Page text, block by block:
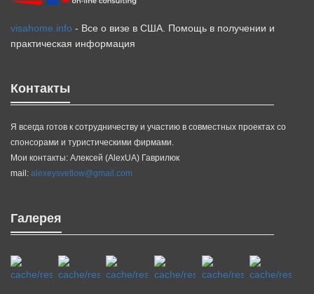
visahome.info - Все о визе в США. Помощь в получении и
практическая информация
Контакты
Я всегда готов к сотрудничеству и участию в совместных проектах со
спонсорами и туристическими фирмами.
Мои контакты: Алексей (AlexUA) Гаврилюк
mail: alexeysvetlow@gmail.com
Галерея